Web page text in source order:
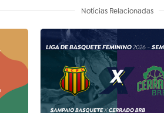
Notícias Relacionadas